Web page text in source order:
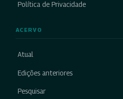
Política de Privacidade
ACERVO
Atual
Edições anteriores
Pesquisar